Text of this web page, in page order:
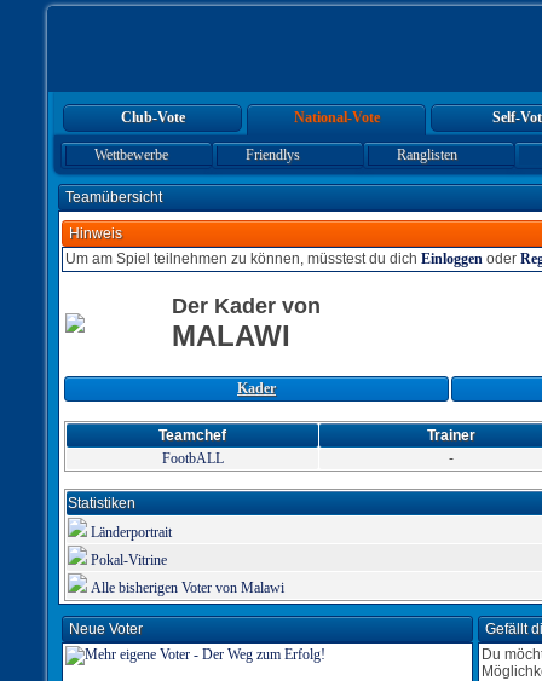
Club-Vote National-Vote Self-
Wettbewerbe Friendlys Ranglisten
Teamübersicht
Hinweis
Um am Spiel teilnehmen zu können, müsstest du dich Einloggen oder
Der Kader von
MALAWI
Kader
Teamchef
Trainer
FootbALL
-
Statistiken
Länderportrait
Pokal-Vitrine
Alle bisherigen Voter von Malawi
Neue Voter
Gefällt
Du